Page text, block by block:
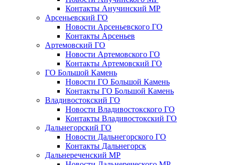
Контакты Анучинский МР
Арсеньевский ГО
Новости Арсеньевского ГО
Контакты Арсеньев
Артемовский ГО
Новости Артемовского ГО
Контакты Артемовский ГО
ГО Большой Камень
Новости ГО Большой Камень
Контакты ГО Большой Камень
Владивостокский ГО
Новости Владивостокского ГО
Контакты Владивостокский ГО
Дальнегорский ГО
Новости Дальнегорского ГО
Контакты Дальнегорск
Дальнереченский МР